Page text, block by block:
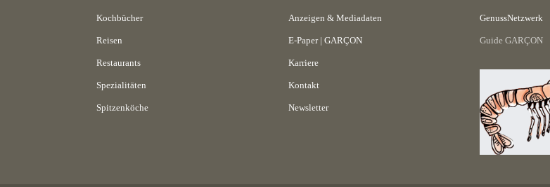
Kochbücher
Reisen
Restaurants
Spezialitäten
Spitzenköche
Anzeigen & Mediadaten
E-Paper | GARÇON
Karriere
Kontakt
Newsletter
GenussNetzwerk
Guide GARÇON